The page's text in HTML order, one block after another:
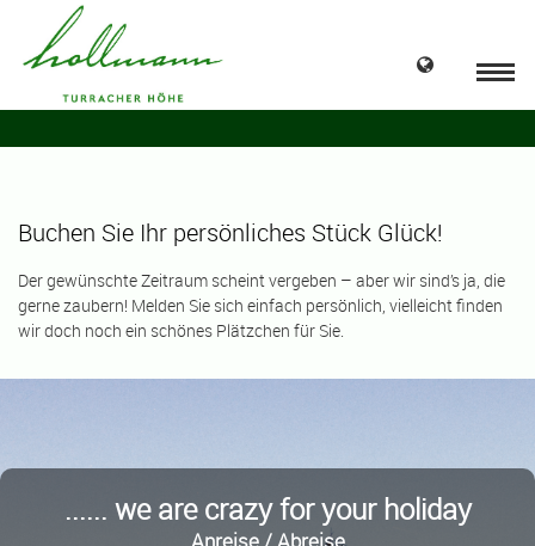
Buchen Sie Ihr persönliches Stück Glück!
Der gewünschte Zeitraum scheint vergeben – aber wir sind’s ja, die
gerne zaubern! Melden Sie sich einfach persönlich, vielleicht finden
wir doch noch ein schönes Plätzchen für Sie.
...... we are crazy for your holiday